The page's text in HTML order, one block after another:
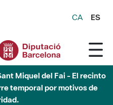
CA ES
Miquel del Fai - El recinto
temporal por motivos de